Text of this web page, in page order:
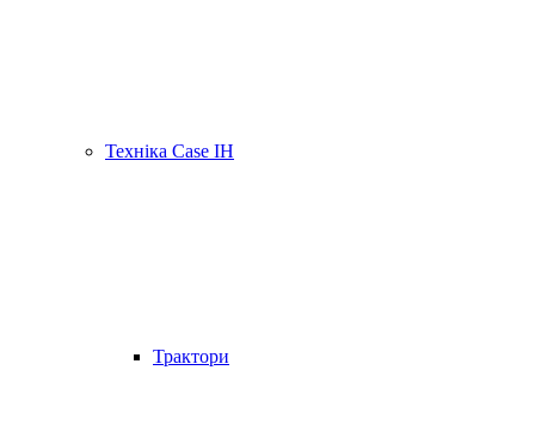
Техніка Case IH
Трактори